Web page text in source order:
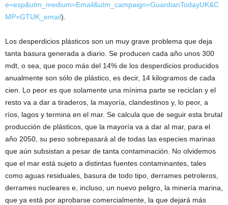
e=esp&utm_medium=Email&utm_campaign=GuardianTodayUK&C
MP=GTUK_email).
Los desperdicios plásticos son un muy grave problema que deja
tanta basura generada a diario. Se producen cada año unos 300
mdt, o sea, que poco más del 14% de los desperdicios producidos
anualmente son sólo de plástico, es decir, 14 kilogramos de cada
cien. Lo peor es que solamente una mínima parte se reciclan y el
resto va a dar a tiraderos, la mayoría, clandestinos y, lo peor, a
ríos, lagos y termina en el mar. Se calcula que de seguir esta brutal
producción de plásticos, que la mayoría va a dar al mar, para el
año 2050, su peso sobrepasará al de todas las especies marinas
que aún subsistan a pesar de tanta contaminación. No olvidemos
que el mar está sujeto a distintas fuentes contaminantes, tales
como aguas residuales, basura de todo tipo, derrames petroleros,
derrames nucleares e, incluso, un nuevo peligro, la minería marina,
que ya está por aprobarse comercialmente, la que dejará más